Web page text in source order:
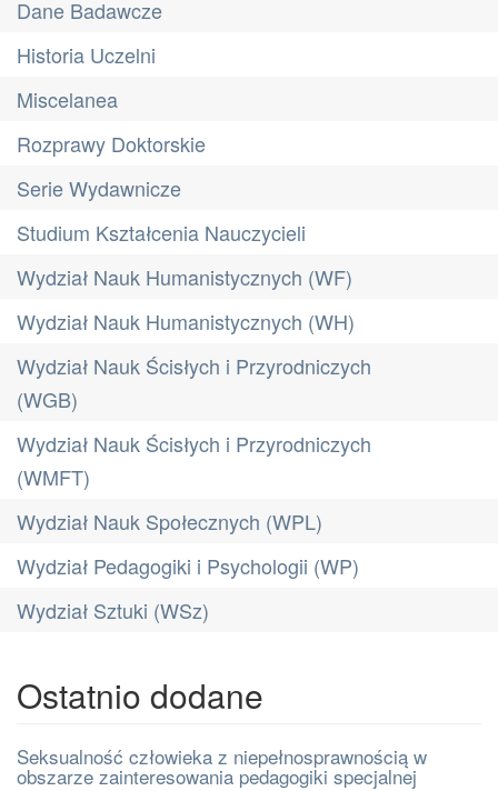
Dane Badawcze
Historia Uczelni
Miscelanea
Rozprawy Doktorskie
Serie Wydawnicze
Studium Kształcenia Nauczycieli
Wydział Nauk Humanistycznych (WF)
Wydział Nauk Humanistycznych (WH)
Wydział Nauk Ścisłych i Przyrodniczych
(WGB)
Wydział Nauk Ścisłych i Przyrodniczych
(WMFT)
Wydział Nauk Społecznych (WPL)
Wydział Pedagogiki i Psychologii (WP)
Wydział Sztuki (WSz)
Ostatnio dodane
Seksualność człowieka z niepełnosprawnością w
obszarze zainteresowania pedagogiki specjalnej